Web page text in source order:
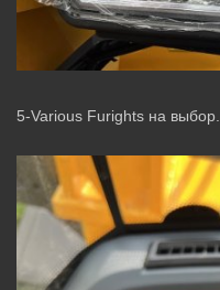
5-Various Furights на выбор.